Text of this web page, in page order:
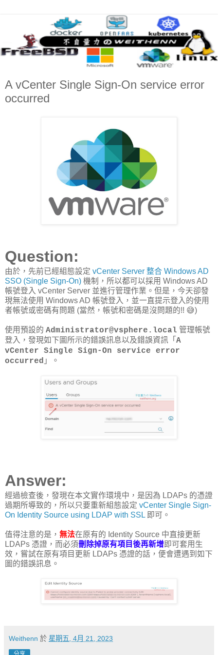
A vCenter Single Sign-On service error
occurred
Question:
由於，先前已經組態設定 vCenter Server 整合 Windows AD
SSO (Single Sign-On) 機制，所以都可以採用 Windows AD
帳號登入 vCenter Server 並進行管理作業。但是，今天卻發
現無法使用 Windows AD 帳號登入，並一直提示登入的使用
者帳號或密碼有問題 (當然，帳號和密碼是沒問題的!! 😅)
使用預設的 Administrator@vsphere.local 管理帳號
登入，發現如下圖所示的錯誤訊息以及錯誤資訊「 A
vCenter Single Sign-On service error
occurred 」。
Answer:
經過檢查後，發現在本文實作環境中，是因為 LDAPs 的憑證
過期所導致的，所以只要重新組態設定 vCenter Single Sign-
On Identity Source using LDAP with SSL 即可。
值得注意的是， 無法在原有的 Identity Source 中直接更新
LDAPs 憑證，而必須刪除掉原有項目後再新增 即可套用生
效，嘗試在原有項目更新 LDAPs 憑證的話，便會遭遇到如下
圖的錯誤訊息。
Weithenn 於 星期五, 4月 21, 2023